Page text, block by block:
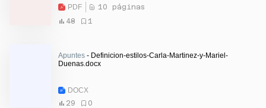
PDF
10 páginas
48
1
Apuntes - Definicion-estilos-Carla-Martinez-y-Mariel-
Duenas.docx
DOCX
29
0